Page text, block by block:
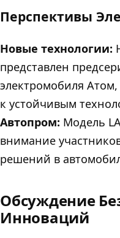
Перспективы
Новые технологии:
представлен
электромобиля
к устойчивым
Автопром: Модель
внимание
решений в
Обсуждение
Инноваций